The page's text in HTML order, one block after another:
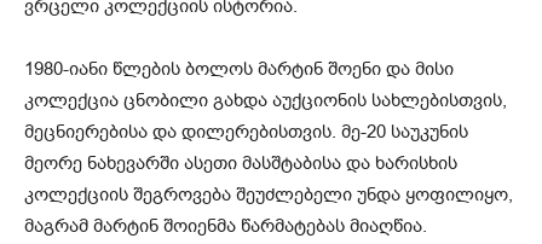
ვრცელი კოლექციის ისტორია.
1980-იანი წლების ბოლოს მარტინ შოენი და მისი
კოლექცია ცნობილი გახდა აუქციონის სახლებისთვის,
მეცნიერებისა და დილერებისთვის. მე-20 საუკუნის
მეორე ნახევარში ასეთი მასშტაბისა და ხარისხის
კოლექციის შეგროვება შეუძლებელი უნდა ყოფილიყო,
მაგრამ მარტინ შოიენმა წარმატებას მიაღწია.